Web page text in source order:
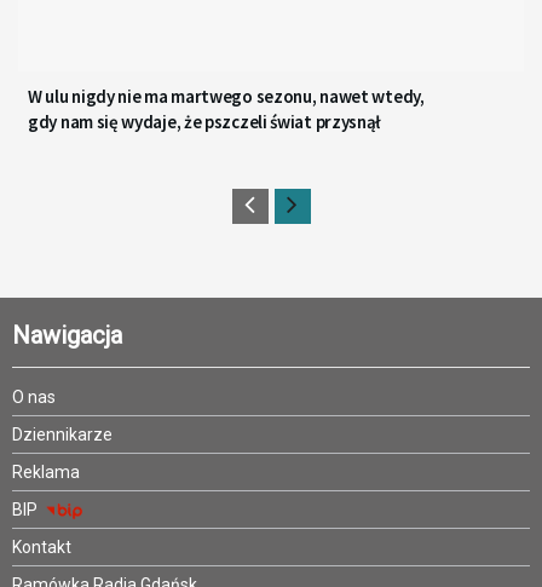
W ulu nigdy nie ma martwego sezonu, nawet wtedy,
gdy nam się wydaje, że pszczeli świat przysnął
Nawigacja
O nas
Dziennikarze
Reklama
BIP
Kontakt